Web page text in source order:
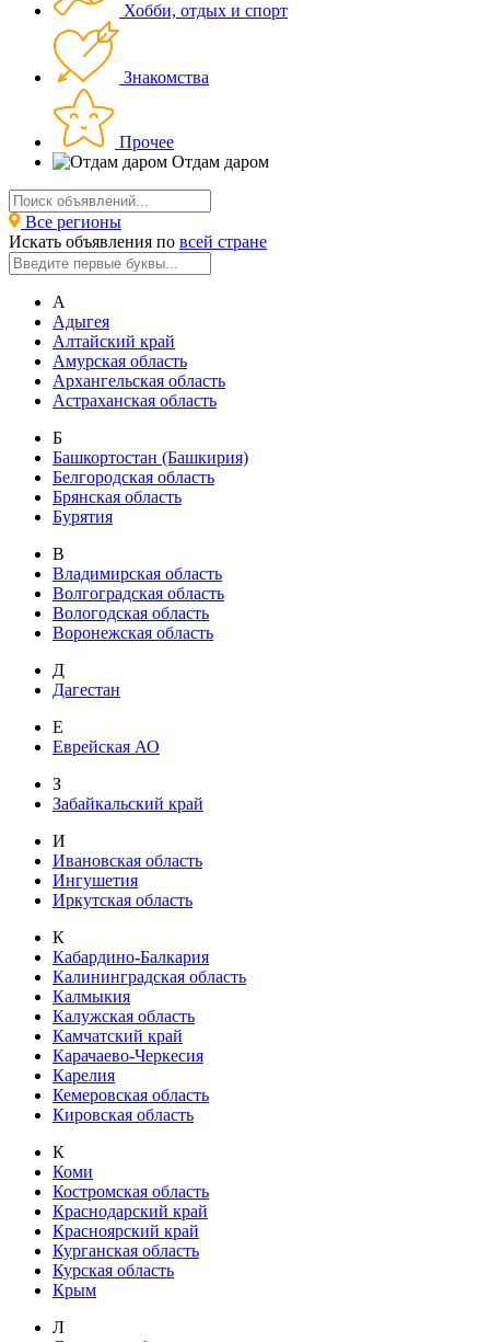
Хобби, отдых и спорт
Знакомства
Прочее
Отдам даром
Все регионы
Искать объявления по всей стране
А
Адыгея
Алтайский край
Амурская область
Архангельская область
Астраханская область
Б
Башкортостан (Башкирия)
Белгородская область
Брянская область
Бурятия
В
Владимирская область
Волгоградская область
Вологодская область
Воронежская область
Д
Дагестан
Е
Еврейская АО
З
Забайкальский край
И
Ивановская область
Ингушетия
Иркутская область
К
Кабардино-Балкария
Калининградская область
Калмыкия
Калужская область
Камчатский край
Карачаево-Черкесия
Карелия
Кемеровская область
Кировская область
К
Коми
Костромская область
Краснодарский край
Красноярский край
Курганская область
Курская область
Крым
Л